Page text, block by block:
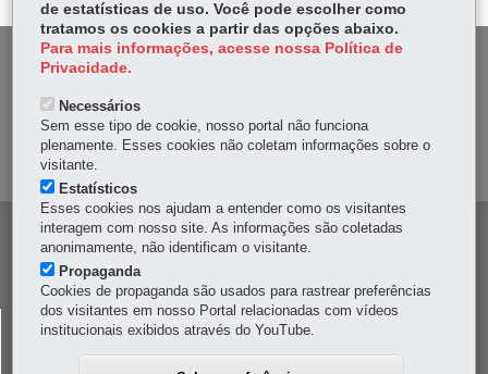
DENUNCIE CORRUPÇÃO
OUVIDORIA
Navegação
principal
CELEPAR
Rua Mateus Leme, 1561 - Bom Retiro-80520-174-Curitiba
de estatísticas de uso. Você pode escolher como
tratamos os cookies a partir das opções abaixo.
Para mais informações, acesse nossa Política de
Privacidade.
Necessários
Sem esse tipo de cookie, nosso portal não funciona
plenamente. Esses cookies não coletam informações sobre o
visitante.
Estatísticos
Esses cookies nos ajudam a entender como os visitantes
interagem com nosso site. As informações são coletadas
anonimamente, não identificam o visitante.
Propaganda
Cookies de propaganda são usados para rastrear preferências
dos visitantes em nosso Portal relacionadas com vídeos
institucionais exibidos através do YouTube.